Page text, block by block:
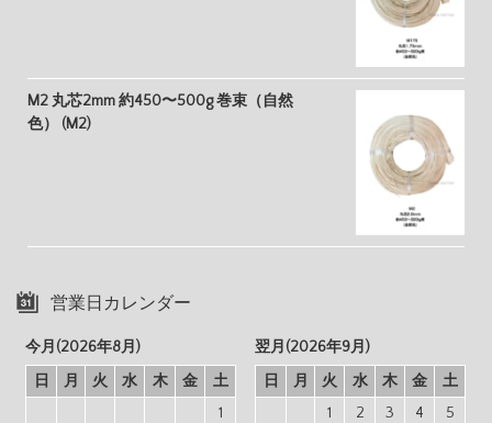
M2 丸芯2mm 約450〜500g 巻束（自然
色） (M2)
営業日カレンダー
今月(2026年8月)
日
月 火 水 木 金
土
1
翌月(2026年9月)
日
月 火 水 木 金
土
1
2 3 4
5